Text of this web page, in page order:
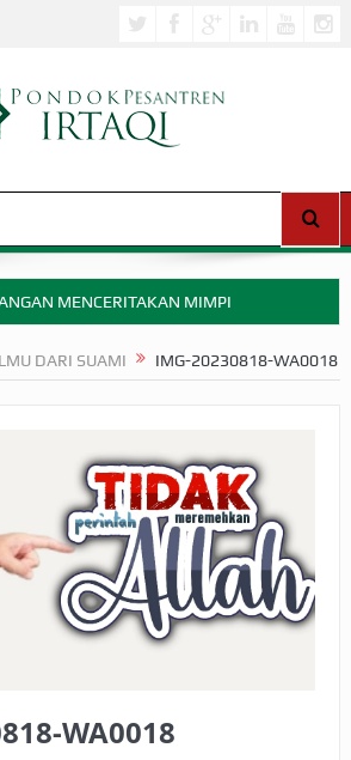
MENCERITAKAN MIMPI
DI DUNIA!
ZAKAT UANG?
MENJADI HALAL JIKA SEBAB
DARI SUAMI IMG-20230818-WA0018
WA0018